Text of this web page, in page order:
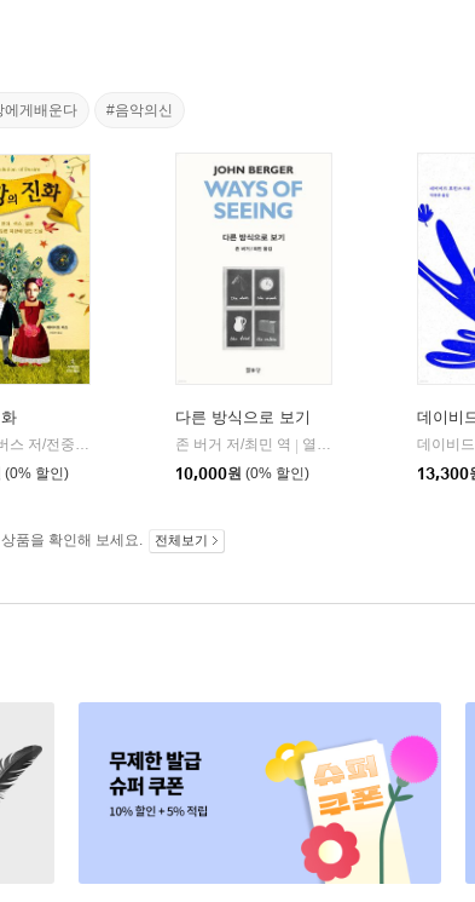
에게배운다 #음악의신
사이언스북스
(0% 할인)
다른 방식으로 보기
존 버거 저/최민 역 | 열화당
10,000원 (0% 할인)
데이비
데이비
13,300
품을 확인해 보세요. 전체보기